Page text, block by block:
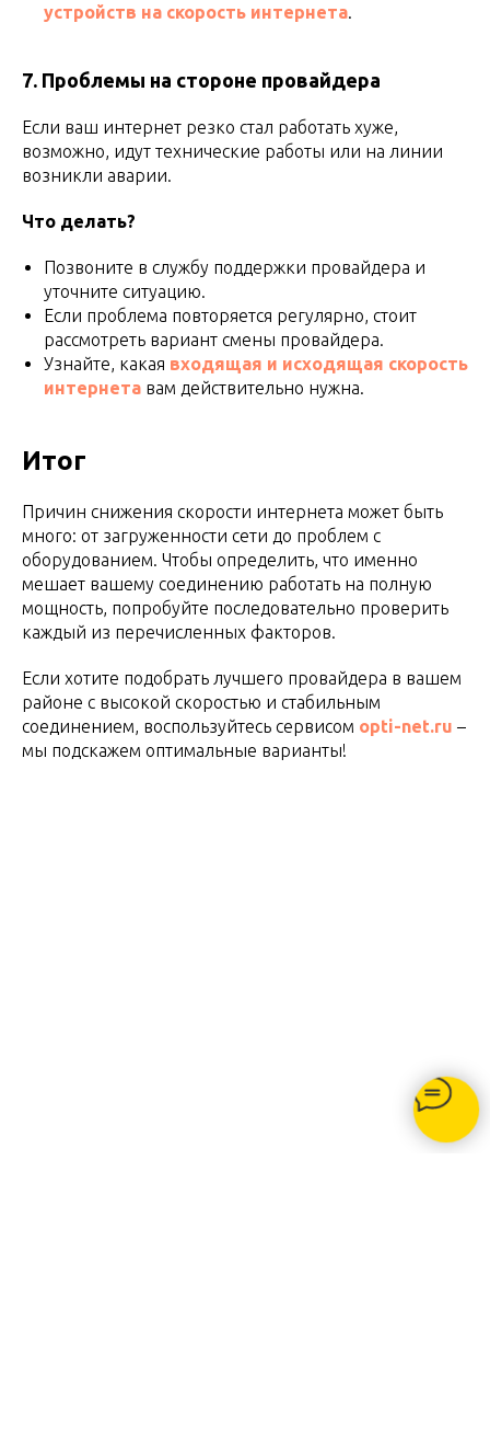
устройств на скорость интернета.
7. Проблемы на стороне провайдера
Если ваш интернет резко стал работать хуже,
возможно, идут технические работы или на линии
возникли аварии.
Что делать?
Позвоните в службу поддержки провайдера и
уточните ситуацию.
Если проблема повторяется регулярно, стоит
рассмотреть вариант смены провайдера.
Узнайте, какая входящая и исходящая скорость
интернета вам действительно нужна.
Итог
Причин снижения скорости интернета может быть
много: от загруженности сети до проблем с
оборудованием. Чтобы определить, что именно
мешает вашему соединению работать на полную
мощность, попробуйте последовательно проверить
каждый из перечисленных факторов.
Если хотите подобрать лучшего провайдера в вашем
районе с высокой скоростью и стабильным
соединением, воспользуйтесь сервисом opti-net.ru –
мы подскажем оптимальные варианты!